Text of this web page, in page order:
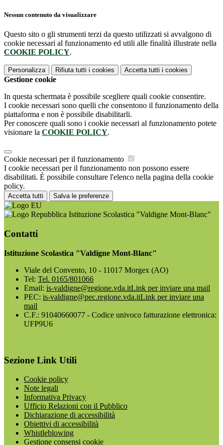
Nessun contenuto da visualizzare
Questo sito o gli strumenti terzi da questo utilizzati si avvalgono di
cookie necessari al funzionamento ed utili alle finalità illustrate nella
COOKIE POLICY.
Personalizza Rifiuta tutti i cookies Accetta tutti i cookies
Gestione cookie
In questa schermata è possibile scegliere quali cookie consentire.
I cookie necessari sono quelli che consentono il funzionamento della
piattaforma e non è possibile disabilitarli.
Per conoscere quali sono i cookie necessari al funzionamento potete
visionare la COOKIE POLICY.
Cookie necessari per il funzionamento
I cookie necessari per il funzionamento non possono essere
disabilitati. È possibile consultare l'elenco nella pagina della cookie
policy.
Accetta tutti Salva le preferenze
Istituzione Scolastica "Valdigne Mont-Blanc"
Contatti
Istituzione Scolastica "Valdigne Mont-Blanc"
Viale del Convento, 10 - 11017 Morgex (AO)
Tel: Tel. 0165/801066
Email: is-valdigne@regione.vda.itLink per inviare una mail
PEC: is-valdigne@pec.regione.vda.itLink per inviare una
mail
C.F.: 91040660077 - Codice univoco fatturazione elettronica:
UFP9U6
Sezione Link Utili
Cookie policy
Note legali
Informativa Privacy
Ufficio Relazioni con il Pubblico
Dichiarazione di accessibilità
Obiettivi di accessibilità
Whistleblowing
Gestione consensi cookie